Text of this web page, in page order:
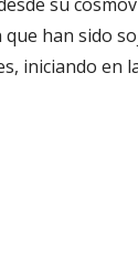
que han sido
iniciando en